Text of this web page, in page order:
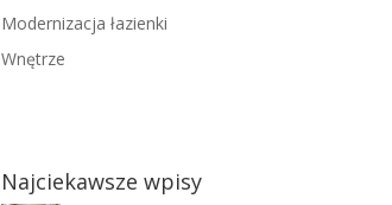
Modernizacja łazienki
Wnętrze
Najciekawsze wpisy